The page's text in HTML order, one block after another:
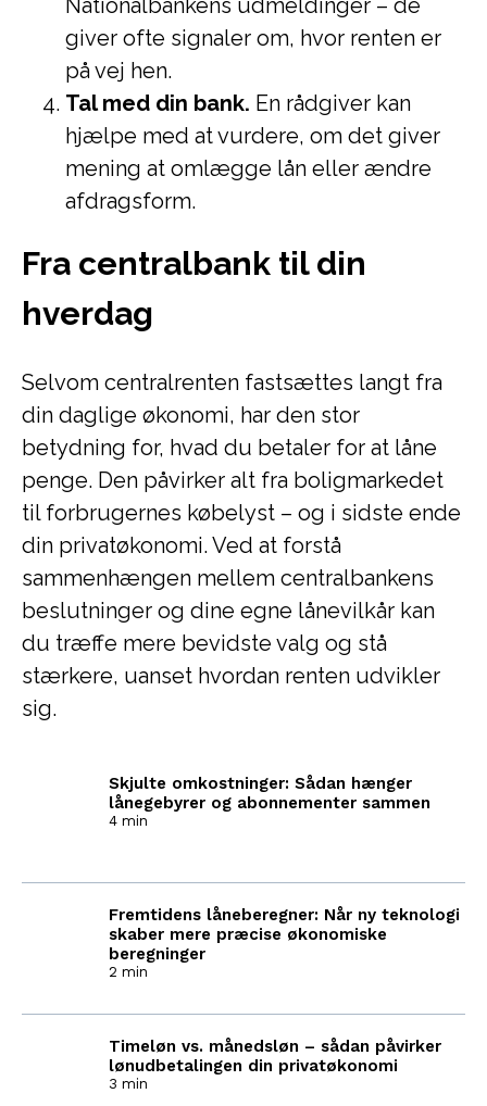
Nationalbankens udmeldinger – de
giver ofte signaler om, hvor renten er
på vej hen.
Tal med din bank. En rådgiver kan
hjælpe med at vurdere, om det giver
mening at omlægge lån eller ændre
afdragsform.
Fra centralbank til din
hverdag
Selvom centralrenten fastsættes langt fra
din daglige økonomi, har den stor
betydning for, hvad du betaler for at låne
penge. Den påvirker alt fra boligmarkedet
til forbrugernes købelyst – og i sidste ende
din privatøkonomi. Ved at forstå
sammenhængen mellem centralbankens
beslutninger og dine egne lånevilkår kan
du træffe mere bevidste valg og stå
stærkere, uanset hvordan renten udvikler
sig.
Skjulte omkostninger: Sådan hænger
lånegebyrer og abonnementer sammen
4 min
Fremtidens låneberegner: Når ny teknologi
skaber mere præcise økonomiske
beregninger
2 min
Timeløn vs. månedsløn – sådan påvirker
lønudbetalingen din privatøkonomi
3 min